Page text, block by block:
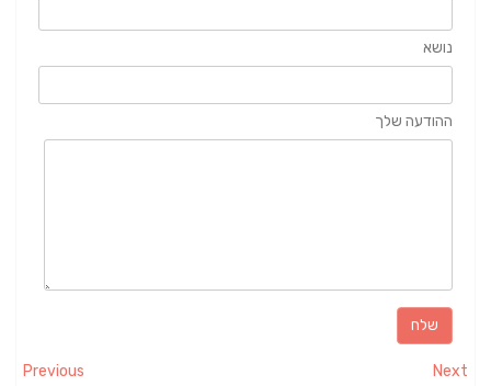
נושא
ההודעה שלך
Previous Next